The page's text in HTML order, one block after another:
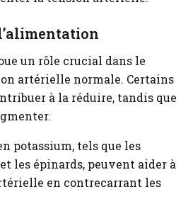
un rôle crucial dans le
artérielle normale. Certains
à la réduire, tandis que
potassium, tels que les
les épinards, peuvent aider à
en contrecarrant les